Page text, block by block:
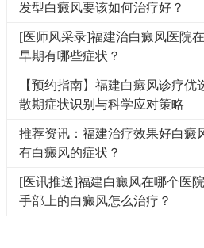
发型白癜风要该如何治疗好？
[医师风采录]福建治白癜风医院
早期有哪些症状？
【预约指南】福建白癜风诊疗优
散期症状识别与科学应对策略
推荐资讯：福建治疗效果好白癜
有白癜风的症状？
[医讯推送]福建白癜风在哪个医
手部上的白癜风怎么治疗？